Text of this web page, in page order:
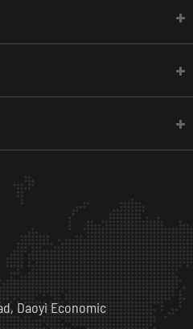
Daoyi Economic